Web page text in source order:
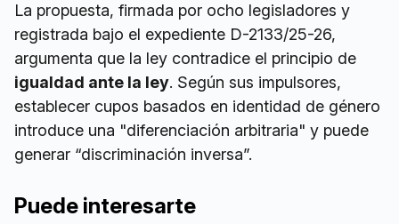
La propuesta, firmada por ocho legisladores y
registrada bajo el expediente D-2133/25-26,
argumenta que la ley contradice el principio de
igualdad ante la ley. Según sus impulsores,
establecer cupos basados en identidad de género
introduce una "diferenciación arbitraria" y puede
generar “discriminación inversa”.
Puede interesarte